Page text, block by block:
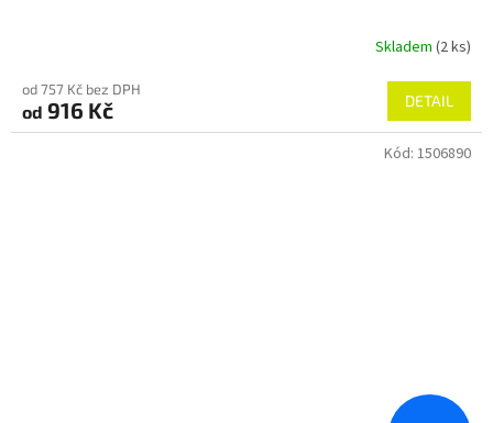
Skladem (2 ks)
od 757 Kč bez DPH
od 916 Kč DETAIL
Kód: 1506890